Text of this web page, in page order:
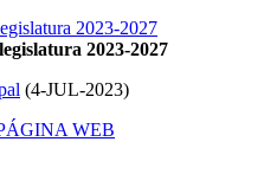
2023-2027
(4-JUL-2023)